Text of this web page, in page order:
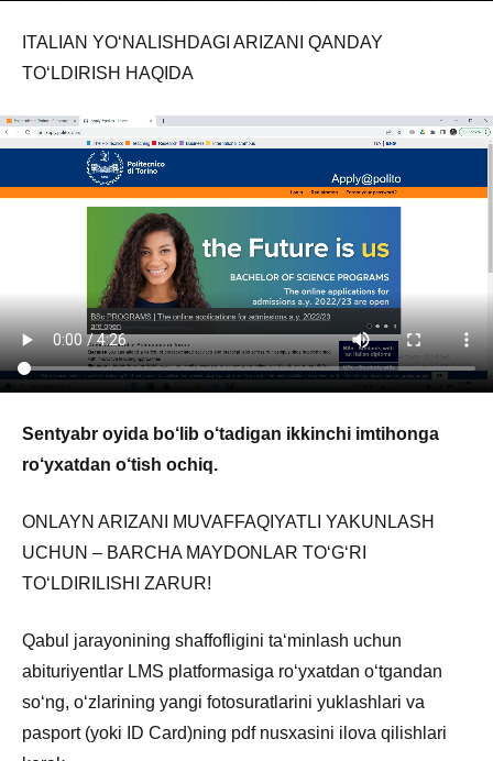
ITALIAN YO‘NALISHDAGI ARIZANI QANDAY
TO‘LDIRISH HAQIDA
Sentyabr oyida bo‘lib o‘tadigan ikkinchi imtihonga
ro‘yxatdan o‘tish ochiq.
ONLAYN ARIZANI MUVAFFAQIYATLI YAKUNLASH
UCHUN – BARCHA MAYDONLAR TO‘G‘RI
TO‘LDIRILISHI ZARUR!
Qabul jarayonining shaffofligini ta‘minlash uchun
abituriyentlar LMS platformasiga ro‘yxatdan o‘tgandan
so‘ng, o‘zlarining yangi fotosuratlarini yuklashlari va
pasport (yoki ID Card)ning pdf nusxasini ilova qilishlari